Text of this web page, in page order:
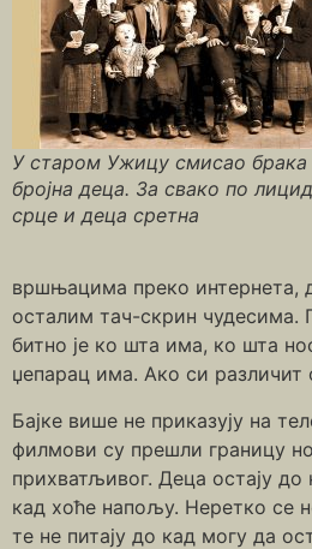
У старом Ужицу смисао брака
бројна деца. За свако по
срце и деца сретна
вршњацима преко интернета,
осталим тач-скрин чудесима.
битно је ко шта има, ко шта
џепарац има. Ако си различит
Бајке више не приказују на
филмови су прешли границу
прихватљивог. Деца остају
кад хоће напољу. Неретко се
те не питају до кад могу да